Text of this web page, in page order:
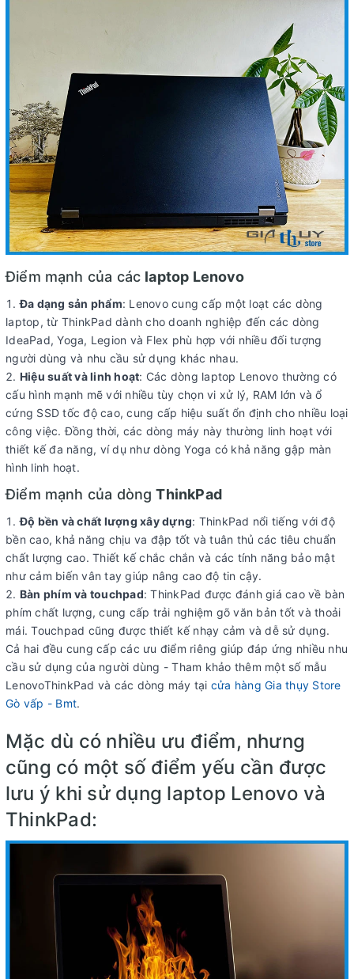
Điểm mạnh của các laptop Lenovo
Đa dạng sản phẩm: Lenovo cung cấp một loạt các dòng
laptop, từ ThinkPad dành cho doanh nghiệp đến các dòng
IdeaPad, Yoga, Legion và Flex phù hợp với nhiều đối tượng
người dùng và nhu cầu sử dụng khác nhau.
Hiệu suất và linh hoạt: Các dòng laptop Lenovo thường có
cấu hình mạnh mẽ với nhiều tùy chọn vi xử lý, RAM lớn và ổ
cứng SSD tốc độ cao, cung cấp hiệu suất ổn định cho nhiều loại
công việc. Đồng thời, các dòng máy này thường linh hoạt với
thiết kế đa năng, ví dụ như dòng Yoga có khả năng gập màn
hình linh hoạt.
Điểm mạnh của dòngThinkPad
Độ bền và chất lượng xây dựng: ThinkPad nổi tiếng với độ
bền cao, khả năng chịu va đập tốt và tuân thủ các tiêu chuẩn
chất lượng cao. Thiết kế chắc chắn và các tính năng bảo mật
như cảm biến vân tay giúp nâng cao độ tin cậy.
Bàn phím và touchpad: ThinkPad được đánh giá cao về bàn
phím chất lượng, cung cấp trải nghiệm gõ văn bản tốt và thoải
mái. Touchpad cũng được thiết kế nhạy cảm và dễ sử dụng.
Cả hai đều cung cấp các ưu điểm riêng giúp đáp ứng nhiều nhu
cầu sử dụng của người dùng - Tham khảo thêm một số mẫu
LenovoThinkPad và các dòng máy tại cửa hàng Gia thụy Store
Gò vấp - Bmt.
Mặc dù có nhiều ưu điểm, nhưng
cũng có một số điểm yếu cần được
lưu ý khi sử dụng laptop Lenovo và
ThinkPad: